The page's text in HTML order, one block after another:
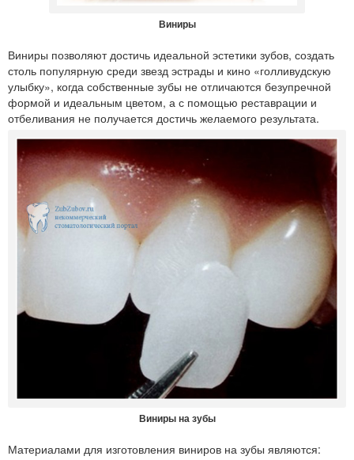
Виниры
Виниры позволяют достичь идеальной эстетики зубов, создать
столь популярную среди звезд эстрады и кино «голливудскую
улыбку», когда собственные зубы не отличаются безупречной
формой и идеальным цветом, а с помощью реставрации и
отбеливания не получается достичь желаемого результата.
Виниры на зубы
Материалами для изготовления виниров на зубы являются: